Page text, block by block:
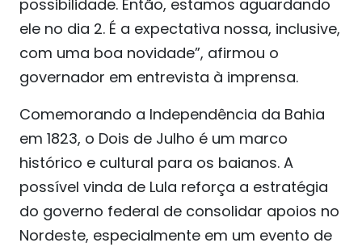
possibilidade. Então, estamos aguardando
ele no dia 2. É a expectativa nossa, inclusive,
com uma boa novidade”, afirmou o
governador em entrevista à imprensa.
Comemorando a Independência da Bahia
em 1823, o Dois de Julho é um marco
histórico e cultural para os baianos. A
possível vinda de Lula reforça a estratégia
do governo federal de consolidar apoios no
Nordeste, especialmente em um evento de